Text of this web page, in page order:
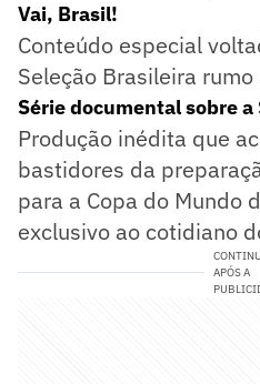
Vai, Brasil!
Conteúdo especial
Seleção Brasileira
Série documental sobre a
Produção inédita que
bastidores da
para a Copa do Mundo
exclusivo ao cotidiano
APÓS A